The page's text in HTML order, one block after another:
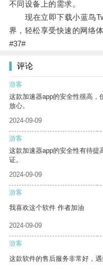
不同设备上的需求。
现在立即下载小蓝鸟
界，轻松享受快速的网络体
#37#
评论
游客
这款加速器app的安全性很高，
放心。
2024-09-09
游客
这款加速器app的安全性有待提
证。
2024-09-09
游客
我喜欢这个软件 作者加油
2024-09-09
游客
这款软件的售后服务非常好，遇